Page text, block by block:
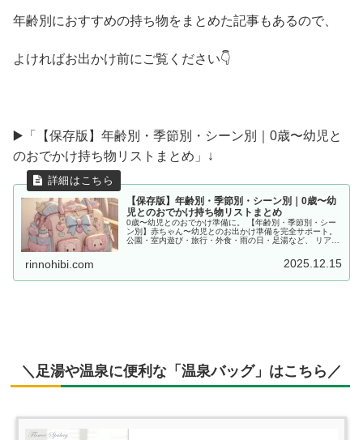
年齢別におすすめの持ち物をまとめた記事もあるので、
よければお出かけ前にご覧ください👇
▶️「【保存版】年齢別・季節別・シーン別｜0歳〜幼児と
のおでかけ持ち物リストまとめ」↓
【保存版】年齢別・季節別・シーン別｜0歳〜幼
児とのおでかけ持ち物リストまとめ
0歳〜幼児とのおでかけ準備に。 【年齢別・季節別・シー
ン別】赤ちゃん〜幼児とのお出かけ準備を完全サポート。
公園・室内遊び・旅行・外食・雨の日・足湯など、 リアル
rinnohibi.com 2025.12.15
＼足湯や温泉に便利な「温泉バッグ」はこちら／